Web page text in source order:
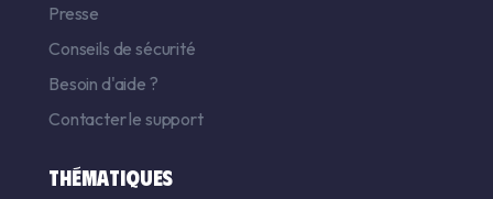
Presse
Conseils de sécurité
Besoin d'aide ?
Contacter le support
THÉMATIQUES